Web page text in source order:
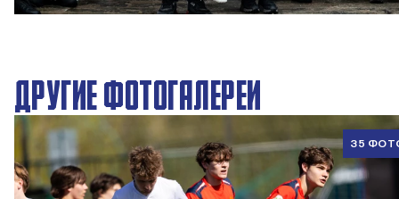
27 ДЕКАБРЯ 2025 09:00
ДРУГИЕ ФОТОГАЛЕРЕИ
35